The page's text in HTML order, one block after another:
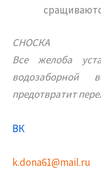
СНОСКА
Все желоба
водозаборной
предотвратит
ВК
k.dona61@mail.ru